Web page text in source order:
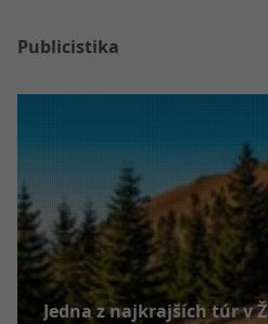
Publicistika
Jedna z najkrajších túr v